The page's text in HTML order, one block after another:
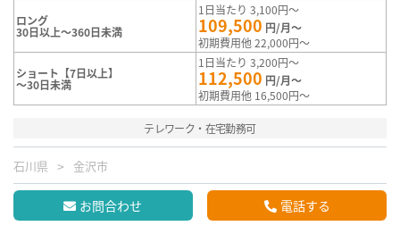
ロング
30日以上～360日未満
1日当たり 3,100円～
109,500 円/月～
初期費用他 22,000円～
ショート【7日以上】
～30日未満
1日当たり 3,200円～
112,500 円/月～
初期費用他 16,500円～
テレワーク・在宅勤務可
石川県 金沢市
お問合わせ 電話する